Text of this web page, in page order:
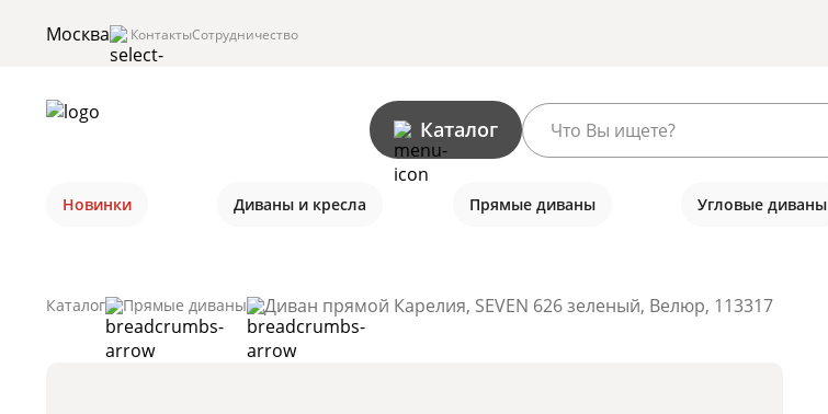
Москва КонтактыСотрудничество
Каталог
Новинки Диваны и кресла Прямые диваны Угловые диваны
Каталог Прямые диваны Диван прямой Карелия, SEVEN 626 зеленый, Велюр, 113317